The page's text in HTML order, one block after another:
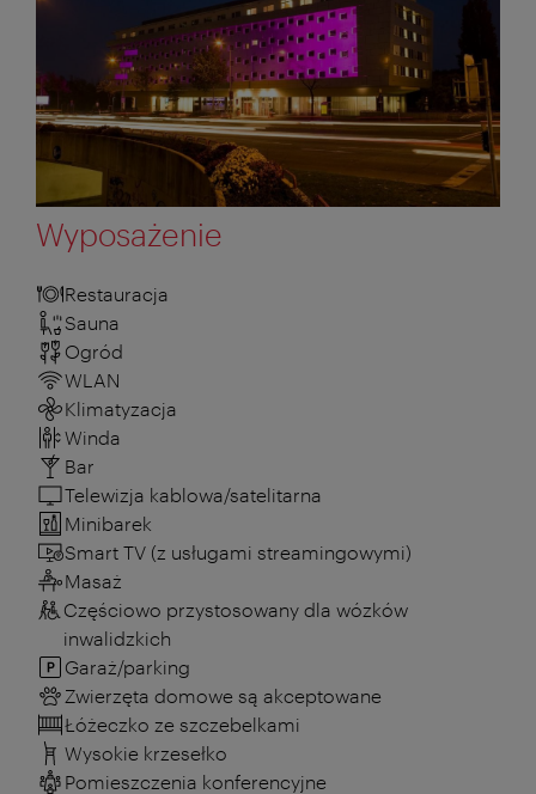
Wyposażenie
Restauracja
Sauna
Ogród
WLAN
Klimatyzacja
Winda
Bar
Telewizja kablowa/satelitarna
Minibarek
Smart TV (z usługami streamingowymi)
Masaż
Częściowo przystosowany dla wózków
inwalidzkich
Garaż/parking
Zwierzęta domowe są akceptowane
Łóżeczko ze szczebelkami
Wysokie krzesełko
Pomieszczenia konferencyjne